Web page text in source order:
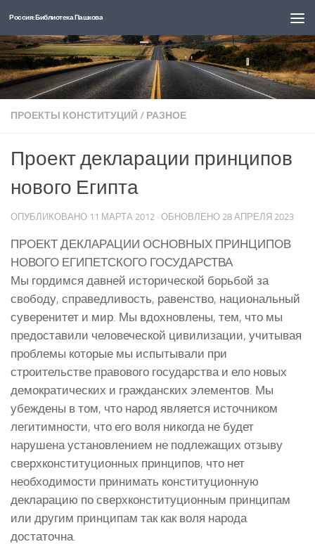
Перейти к содержимому
Россия: Библиотека Пашкова
ПРОЕКТЫ КОНСТИТУЦИЙ / РАЗНОЕ
Проект декларации принципов
нового Египта
ОПУБЛИКОВАНО 11 МАРТА 2012 · ОБНОВЛЕНО 28 АПРЕЛЯ 2023
ПРОЕКТ ДЕКЛАРАЦИИ ОСНОВНЫХ ПРИНЦИПОВ
НОВОГО ЕГИПЕТСКОГО ГОСУДАРСТВА
Мы гордимся давней исторической борьбой за
свободу, справедливость, равенство, национальный
суверенитет и мир. Мы вдохновлены, тем, что мы
предоставили человеческой цивилизации, учитывая
проблемы которые мы испытывали при
строительстве правового государства и ело новых
демократических и гражданских элементов. Мы
убеждены в том, что народ является источником
легитимности, что его воля никогда не будет
нарушена установлением не подлежащих отзыву
сверхконституционных принципов, что нет
необходимости принимать конституционную
декларацию по сверхконституционным принципам
или другим принципам так как воля народа
достаточна.